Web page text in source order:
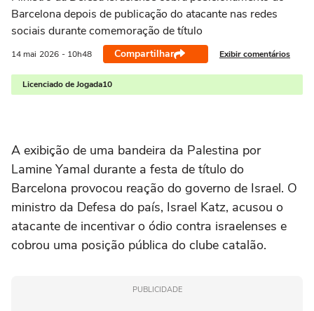
Barcelona depois de publicação do atacante nas redes
sociais durante comemoração de título
14 mai 2026 - 10h48 Compartilhar Exibir comentários
Licenciado de Jogada10
A exibição de uma bandeira da Palestina por
Lamine Yamal durante a festa de título do
Barcelona provocou reação do governo de Israel. O
ministro da Defesa do país, Israel Katz, acusou o
atacante de incentivar o ódio contra israelenses e
cobrou uma posição pública do clube catalão.
PUBLICIDADE